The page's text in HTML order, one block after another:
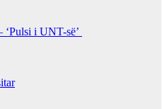
i UNT-së’